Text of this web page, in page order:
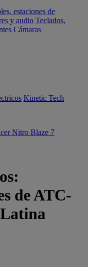
estaciones de
y audio Teclados,
Cámaras
Kinetic Tech
Nitro Blaze 7
de ATC-